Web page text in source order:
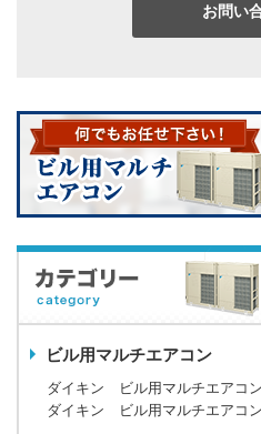
お問い
ビル用マルチエアコン
ダイキン ビル用マルチエアコ
ダイキン ビル用マルチエアコ